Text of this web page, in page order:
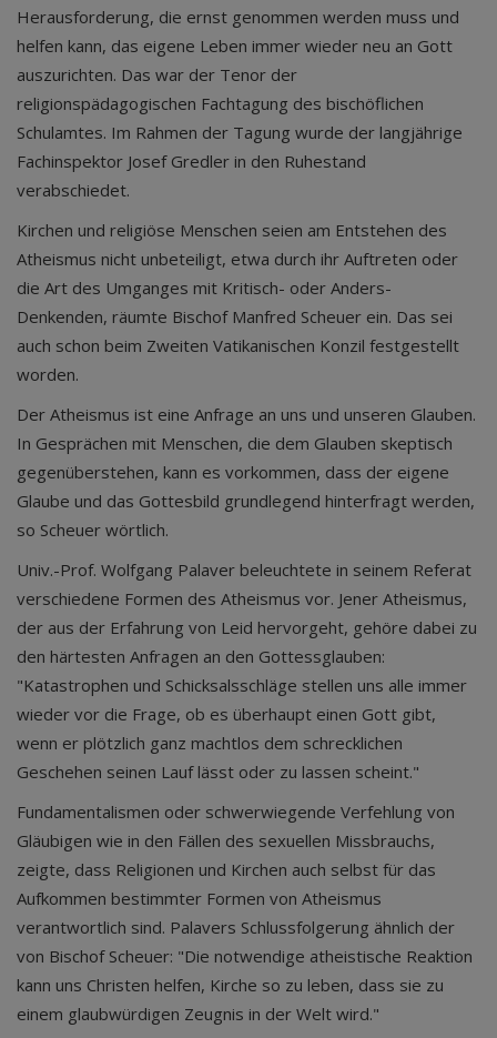
Herausforderung, die ernst genommen werden muss und
helfen kann, das eigene Leben immer wieder neu an Gott
auszurichten. Das war der Tenor der
religionspädagogischen Fachtagung des bischöflichen
Schulamtes. Im Rahmen der Tagung wurde der langjährige
Fachinspektor Josef Gredler in den Ruhestand
verabschiedet.
Kirchen und religiöse Menschen seien am Entstehen des
Atheismus nicht unbeteiligt, etwa durch ihr Auftreten oder
die Art des Umganges mit Kritisch- oder Anders-
Denkenden, räumte Bischof Manfred Scheuer ein. Das sei
auch schon beim Zweiten Vatikanischen Konzil festgestellt
worden.
Der Atheismus ist eine Anfrage an uns und unseren Glauben.
In Gesprächen mit Menschen, die dem Glauben skeptisch
gegenüberstehen, kann es vorkommen, dass der eigene
Glaube und das Gottesbild grundlegend hinterfragt werden,
so Scheuer wörtlich.
Univ.-Prof. Wolfgang Palaver beleuchtete in seinem Referat
verschiedene Formen des Atheismus vor. Jener Atheismus,
der aus der Erfahrung von Leid hervorgeht, gehöre dabei zu
den härtesten Anfragen an den Gottessglauben:
"Katastrophen und Schicksalsschläge stellen uns alle immer
wieder vor die Frage, ob es überhaupt einen Gott gibt,
wenn er plötzlich ganz machtlos dem schrecklichen
Geschehen seinen Lauf lässt oder zu lassen scheint."
Fundamentalismen oder schwerwiegende Verfehlung von
Gläubigen wie in den Fällen des sexuellen Missbrauchs,
zeigte, dass Religionen und Kirchen auch selbst für das
Aufkommen bestimmter Formen von Atheismus
verantwortlich sind. Palavers Schlussfolgerung ähnlich der
von Bischof Scheuer: "Die notwendige atheistische Reaktion
kann uns Christen helfen, Kirche so zu leben, dass sie zu
einem glaubwürdigen Zeugnis in der Welt wird."